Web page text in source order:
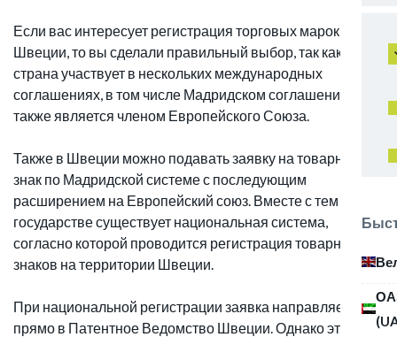
Если вас интересует регистрация торговых марок в
Швеции, то вы сделали правильный выбор, так как
страна участвует в нескольких международных
соглашениях, в том числе Мадридском соглашении, а
также является членом Европейского Союза.
Также в Швеции можно подавать заявку на товарный
знак по Мадридской системе с последующим
расширением на Европейский союз. Вместе с тем в
государстве существует национальная система,
согласно которой проводится регистрация товарных
знаков на территории Швеции.
При национальной регистрации заявка направляется
прямо в Патентное Ведомство Швеции. Однако это